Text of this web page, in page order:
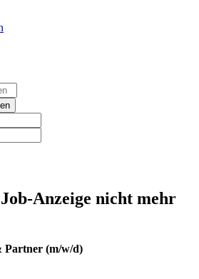
Anzeige nicht mehr
Partner (m/w/d)